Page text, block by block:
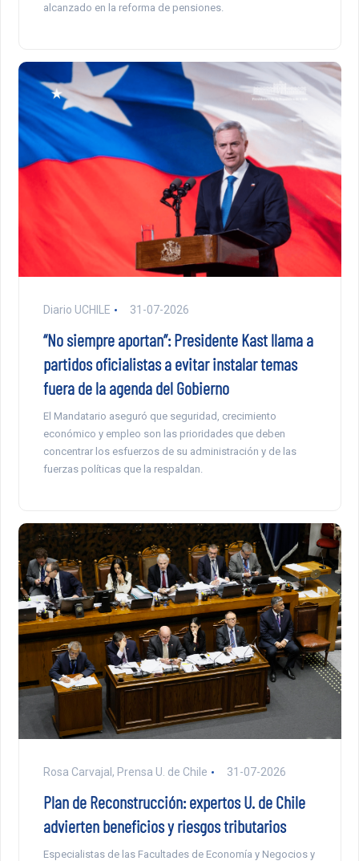
alcanzado en la reforma de pensiones.
Diario UCHILE 31-07-2026
“No siempre aportan”: Presidente Kast llama a
partidos oficialistas a evitar instalar temas
fuera de la agenda del Gobierno
El Mandatario aseguró que seguridad, crecimiento
económico y empleo son las prioridades que deben
concentrar los esfuerzos de su administración y de las
fuerzas políticas que la respaldan.
Rosa Carvajal, Prensa U. de Chile 31-07-2026
Plan de Reconstrucción: expertos U. de Chile
advierten beneficios y riesgos tributarios
Especialistas de las Facultades de Economía y Negocios y